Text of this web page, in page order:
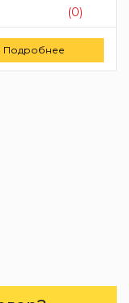
(0)
Заказать
Подробнее